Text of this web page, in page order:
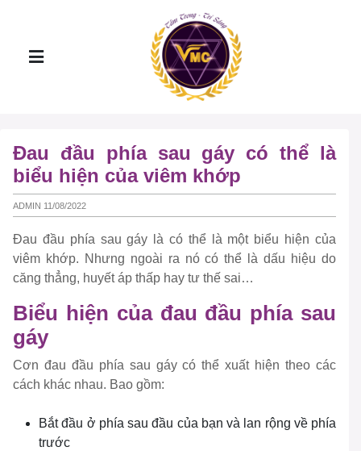
Đau đầu phía sau gáy có thể là
biểu hiện của viêm khớp
ADMIN 11/08/2022
Đau đầu phía sau gáy là có thể là một biểu hiện của
viêm khớp. Nhưng ngoài ra nó có thể là dấu hiệu do
căng thẳng, huyết áp thấp hay tư thế sai…
Biểu hiện của đau đầu phía sau
gáy
Cơn đau đầu phía sau gáy có thể xuất hiện theo các
cách khác nhau. Bao gồm:
Bắt đầu ở phía sau đầu của bạn và lan rộng về phía
trước